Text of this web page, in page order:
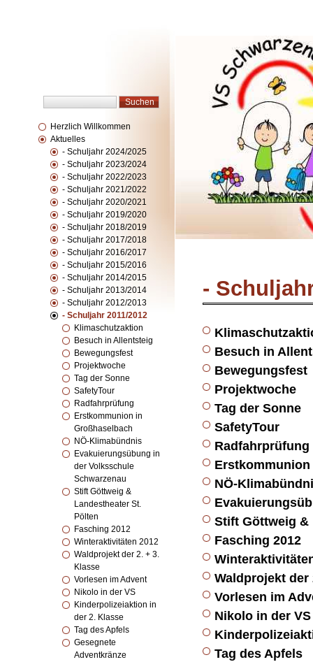
Herzlich Willkommen
Aktuelles
- Schuljahr 2024/2025
- Schuljahr 2023/2024
- Schuljahr 2022/2023
- Schuljahr 2021/2022
- Schuljahr 2020/2021
- Schuljahr 2019/2020
- Schuljahr 2018/2019
- Schuljahr 2017/2018
- Schuljahr 2016/2017
- Schuljahr 2015/2016
- Schuljahr 2014/2015
- Schuljahr 2013/2014
- Schuljahr 2012/2013
- Schuljahr 2011/2012
Klimaschutzaktion
Besuch in Allentsteig
Bewegungsfest
Projektwoche
Tag der Sonne
SafetyTour
Radfahrprüfung
Erstkommunion in
Großhaselbach
NÖ-Klimabündnis
Evakuierungsübung in
der Volksschule
Schwarzenau
Stift Göttweig &
Landestheater St.
Pölten
Fasching 2012
Winteraktivitäten 2012
Waldprojekt der 2. + 3.
Klasse
Vorlesen im Advent
Nikolo in der VS
Kinderpolizeiaktion in
der 2. Klasse
Tag des Apfels
Gesegnete
Adventkränze
-
Besuch in
Bewegungsfest
Projektwoche
Tag der Sonne
SafetyTour
Radfahrprüfung
NÖ-
Stift Göttweig &
Fasching 2012
Waldprojekt der
Vorlesen im
Nikolo in der VS
Tag des Apfels